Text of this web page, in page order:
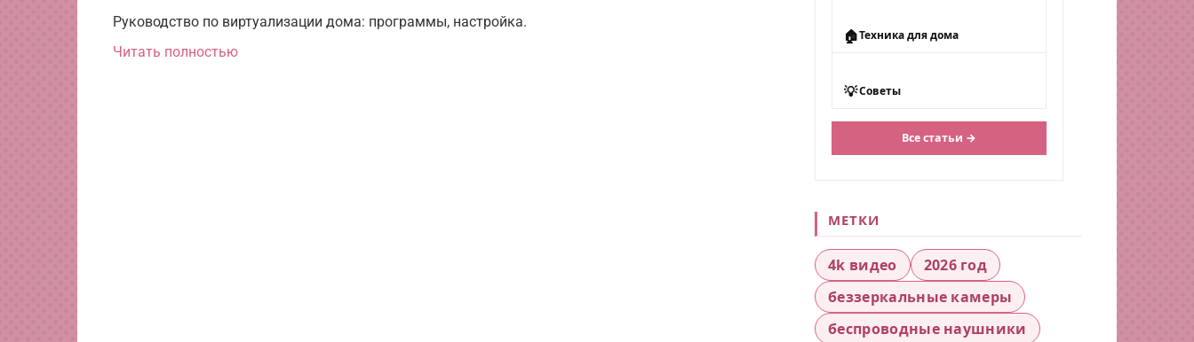
Руководство по виртуализации дома: программы, настройка.
Читать полностью
🏠Техника для дома
💡Советы
Все статьи →
МЕТКИ
4k видео
2026 год
беззеркальные камеры
беспроводные наушники